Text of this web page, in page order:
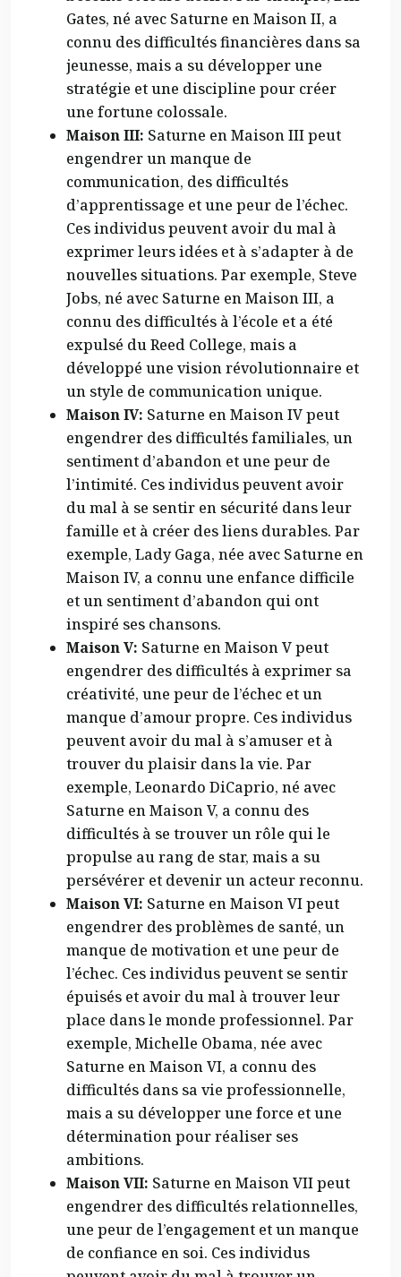
Gates, né avec Saturne en Maison II, a
connu des difficultés financières dans sa
jeunesse, mais a su développer une
stratégie et une discipline pour créer
une fortune colossale.
Maison III: Saturne en Maison III peut
engendrer un manque de
communication, des difficultés
d’apprentissage et une peur de l’échec.
Ces individus peuvent avoir du mal à
exprimer leurs idées et à s’adapter à de
nouvelles situations. Par exemple, Steve
Jobs, né avec Saturne en Maison III, a
connu des difficultés à l’école et a été
expulsé du Reed College, mais a
développé une vision révolutionnaire et
un style de communication unique.
Maison IV: Saturne en Maison IV peut
engendrer des difficultés familiales, un
sentiment d’abandon et une peur de
l’intimité. Ces individus peuvent avoir
du mal à se sentir en sécurité dans leur
famille et à créer des liens durables. Par
exemple, Lady Gaga, née avec Saturne en
Maison IV, a connu une enfance difficile
et un sentiment d’abandon qui ont
inspiré ses chansons.
Maison V: Saturne en Maison V peut
engendrer des difficultés à exprimer sa
créativité, une peur de l’échec et un
manque d’amour propre. Ces individus
peuvent avoir du mal à s’amuser et à
trouver du plaisir dans la vie. Par
exemple, Leonardo DiCaprio, né avec
Saturne en Maison V, a connu des
difficultés à se trouver un rôle qui le
propulse au rang de star, mais a su
persévérer et devenir un acteur reconnu.
Maison VI: Saturne en Maison VI peut
engendrer des problèmes de santé, un
manque de motivation et une peur de
l’échec. Ces individus peuvent se sentir
épuisés et avoir du mal à trouver leur
place dans le monde professionnel. Par
exemple, Michelle Obama, née avec
Saturne en Maison VI, a connu des
difficultés dans sa vie professionnelle,
mais a su développer une force et une
détermination pour réaliser ses
ambitions.
Maison VII: Saturne en Maison VII peut
engendrer des difficultés relationnelles,
une peur de l’engagement et un manque
de confiance en soi. Ces individus